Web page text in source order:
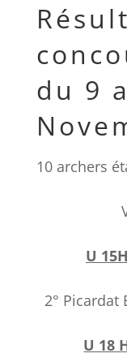
du 9
10 archers
U
2°
U 18